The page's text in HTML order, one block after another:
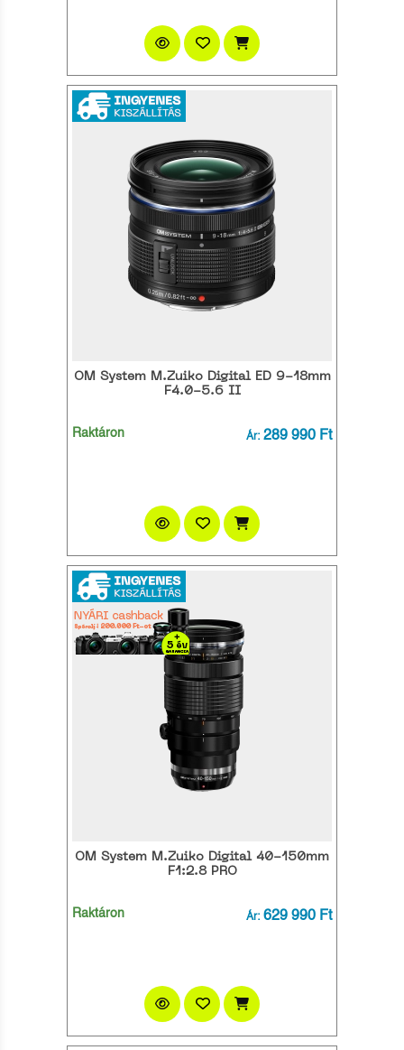
OM System M.Zuiko Digital ED 9-18mm
F4.0-5.6 II
Raktáron Ár: 289 990 Ft
OM System M.Zuiko Digital 40-150mm
F1:2.8 PRO
Raktáron Ár: 629 990 Ft